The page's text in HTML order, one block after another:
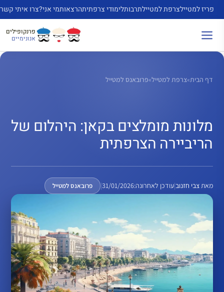
לדלג
לתוכן
פריז למטיילצרפת למטיילתרבותלימודי צרפתיתהרצאותמי אני?צרו איתי קשר
פרנקופילים
אנונימיים
דף הבית»צרפת למטייל»פרובאנס למטייל
מלונות מומלצים בקאן: היהלום של
הריביירה הצרפתית
מאתצבי חזנוב|עודכן לאחרונה:31/01/2026
| פרובאנס למטייל